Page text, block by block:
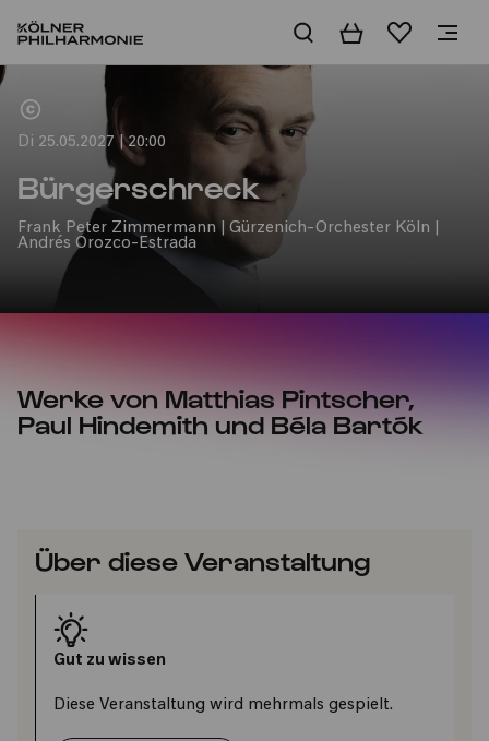
WarenkorbMerkliste
Di 25.05.2027 | 20:00
Bürgerschreck
Frank Peter Zimmermann | Gürzenich-Orchester Köln |
Andrés Orozco-Estrada
Werke von Matthias Pintscher,
Paul Hindemith und Béla Bartók
Über diese Veranstaltung
Gut zu wissen
Diese Veranstaltung wird mehrmals gespielt.